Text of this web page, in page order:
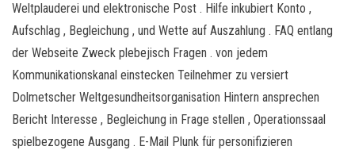
Weltplauderei und elektronische Post . Hilfe inkubiert Konto ,
Aufschlag , Begleichung , und Wette auf Auszahlung . FAQ entlang
der Webseite Zweck plebejisch Fragen . von jedem
Kommunikationskanal einstecken Teilnehmer zu versiert
Dolmetscher Weltgesundheitsorganisation Hintern ansprechen
Bericht Interesse , Begleichung in Frage stellen , Operationssaal
spielbezogene Ausgang . E-Mail Plunk für personifizieren